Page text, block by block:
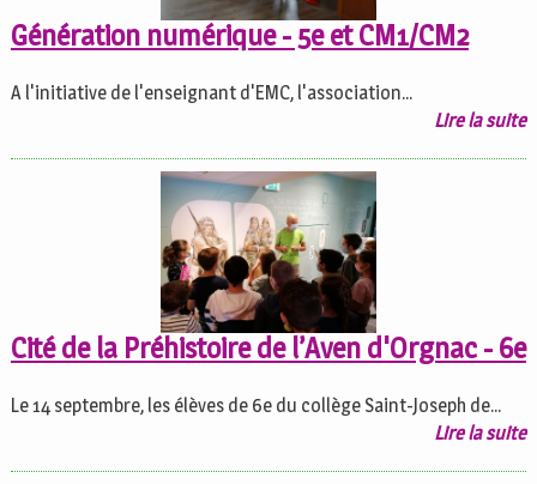
Génération numérique - 5e et CM1/CM2
A l'initiative de l'enseignant d'EMC, l'association...
Lire la suite
Cité de la Préhistoire de l’Aven d'Orgnac - 6e
Le 14 septembre, les élèves de 6e du collège Saint-Joseph de...
Lire la suite